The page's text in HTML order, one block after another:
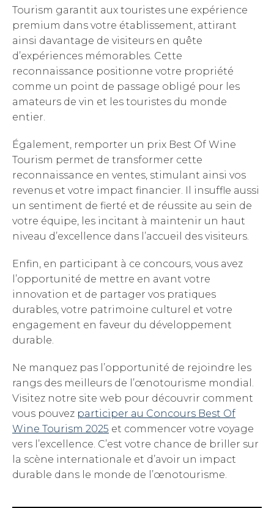
Tourism garantit aux touristes une expérience
premium dans votre établissement, attirant
ainsi davantage de visiteurs en quête
d’expériences mémorables. Cette
reconnaissance positionne votre propriété
comme un point de passage obligé pour les
amateurs de vin et les touristes du monde
entier.
Également, remporter un prix Best Of Wine
Tourism permet de transformer cette
reconnaissance en ventes, stimulant ainsi vos
revenus et votre impact financier. Il insuffle aussi
un sentiment de fierté et de réussite au sein de
votre équipe, les incitant à maintenir un haut
niveau d’excellence dans l’accueil des visiteurs.
Enfin, en participant à ce concours, vous avez
l’opportunité de mettre en avant votre
innovation et de partager vos pratiques
durables, votre patrimoine culturel et votre
engagement en faveur du développement
durable.
Ne manquez pas l’opportunité de rejoindre les
rangs des meilleurs de l’œnotourisme mondial.
Visitez notre site web pour découvrir comment
vous pouvez participer au Concours Best Of
Wine Tourism 2025 et commencer votre voyage
vers l’excellence. C’est votre chance de briller sur
la scène internationale et d’avoir un impact
durable dans le monde de l’œnotourisme.